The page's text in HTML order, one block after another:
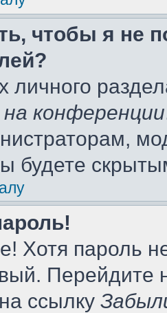
чтобы я не
личного
конференции
будете
Хотя пароль
Перейдите
ссылку